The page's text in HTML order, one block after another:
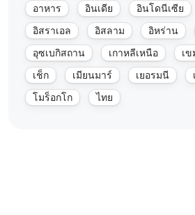
อาหาร
อินเดีย อินโดนีเซีย
อิสราเอล
อิสลาม อิหร่าน
อุซเบกิสถาน
เกาหลีเหนือ เข
เช็ก
เมียนมาร์ เยอรมนี
โมร็อกโก
ไทย